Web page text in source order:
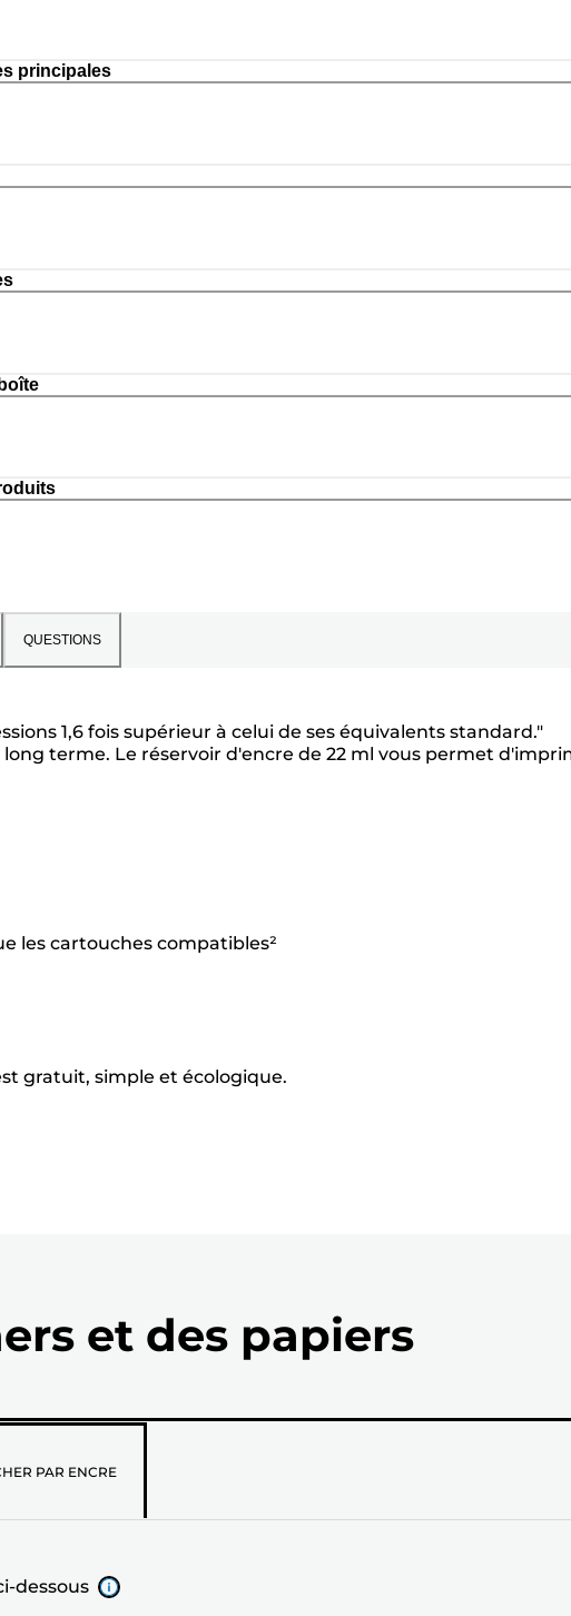
principales
QUESTIONS
1,6 fois supérieur à celui de ses équivalents standard."
terme. Le réservoir d'encre de 22 ml vous permet
les cartouches compatibles²
gratuit, simple et écologique.
et des papiers
PAR ENCRE
dessous